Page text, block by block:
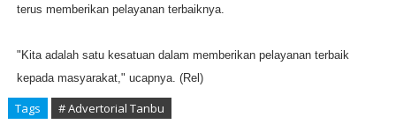
terus memberikan pelayanan terbaiknya.
"Kita adalah satu kesatuan dalam memberikan pelayanan terbaik
kepada masyarakat," ucapnya. (Rel)
Tags # Advertorial Tanbu